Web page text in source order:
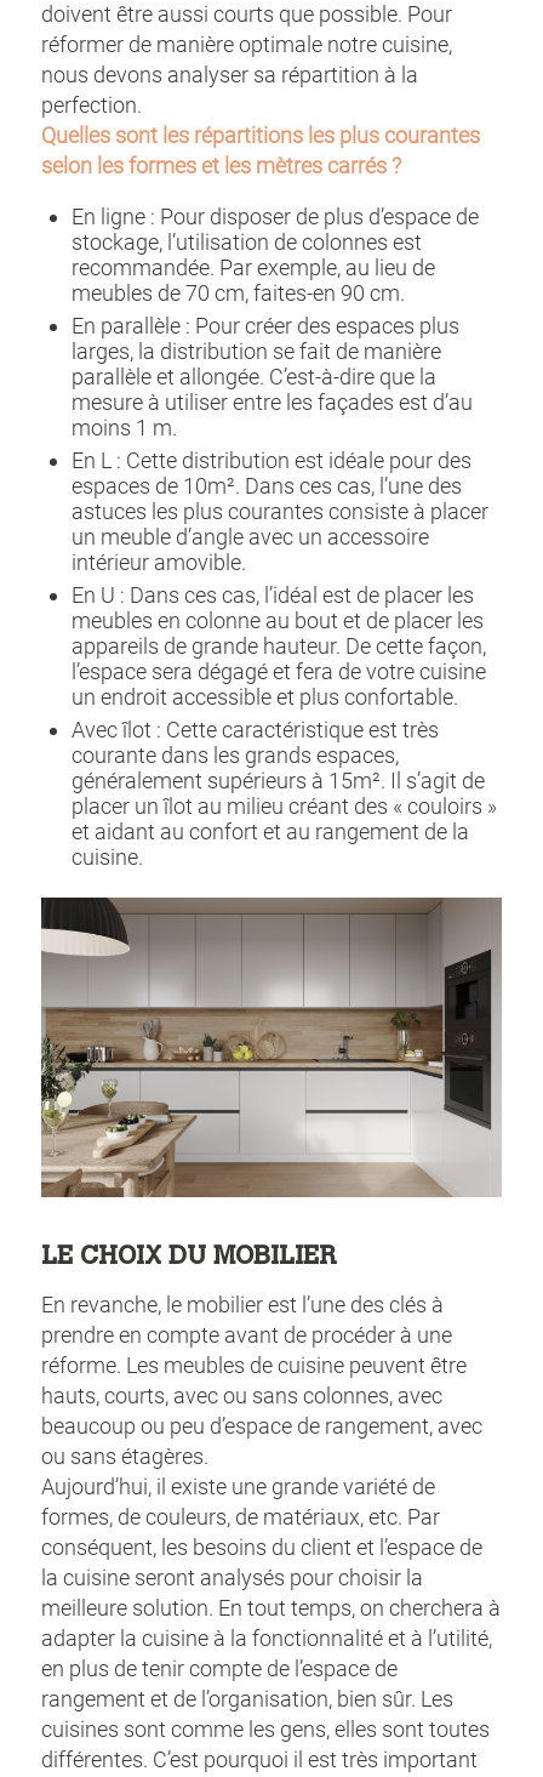
doivent être aussi courts que possible. Pour
réformer de manière optimale notre cuisine,
nous devons analyser sa répartition à la
perfection.
Quelles sont les répartitions les plus courantes
selon les formes et les mètres carrés ?
En ligne : Pour disposer de plus d’espace de
stockage, l’utilisation de colonnes est
recommandée. Par exemple, au lieu de
meubles de 70 cm, faites-en 90 cm.
En parallèle : Pour créer des espaces plus
larges, la distribution se fait de manière
parallèle et allongée. C’est-à-dire que la
mesure à utiliser entre les façades est d’au
moins 1 m.
En L : Cette distribution est idéale pour des
espaces de 10m². Dans ces cas, l’une des
astuces les plus courantes consiste à placer
un meuble d’angle avec un accessoire
intérieur amovible.
En U : Dans ces cas, l’idéal est de placer les
meubles en colonne au bout et de placer les
appareils de grande hauteur. De cette façon,
l’espace sera dégagé et fera de votre cuisine
un endroit accessible et plus confortable.
Avec îlot : Cette caractéristique est très
courante dans les grands espaces,
généralement supérieurs à 15m². Il s’agit de
placer un îlot au milieu créant des « couloirs »
et aidant au confort et au rangement de la
cuisine.
LE CHOIX DU MOBILIER
En revanche, le mobilier est l’une des clés à
prendre en compte avant de procéder à une
réforme. Les meubles de cuisine peuvent être
hauts, courts, avec ou sans colonnes, avec
beaucoup ou peu d’espace de rangement, avec
ou sans étagères.
Aujourd’hui, il existe une grande variété de
formes, de couleurs, de matériaux, etc. Par
conséquent, les besoins du client et l’espace de
la cuisine seront analysés pour choisir la
meilleure solution. En tout temps, on cherchera à
adapter la cuisine à la fonctionnalité et à l’utilité,
en plus de tenir compte de l’espace de
rangement et de l’organisation, bien sûr. Les
cuisines sont comme les gens, elles sont toutes
différentes. C’est pourquoi il est très important